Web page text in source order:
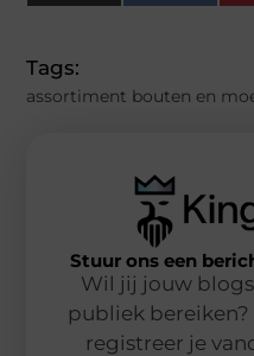
(Twitter)
Tags:
assortiment bouten en
Stuur ons een
Wil jij jouw
publiek
registreer je